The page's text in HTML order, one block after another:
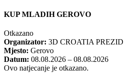
KUP MLADIH GEROVO
Otkazano
Organizator: 3D CROATIA PREZID
Mjesto: Gerovo
Datum: 08.08.2026 – 08.08.2026
Ovo natjecanje je otkazano.